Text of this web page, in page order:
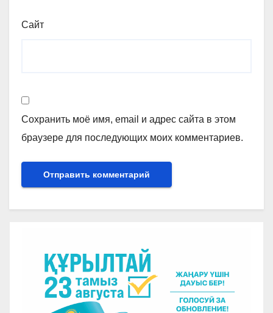
Сайт
Сохранить моё имя, email и адрес сайта в этом
браузере для последующих моих комментариев.